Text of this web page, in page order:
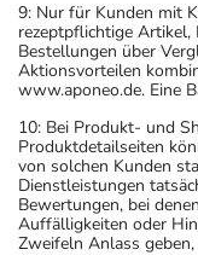
9: Nur für Kunden mit
rezeptpflichtige Artikel,
Bestellungen über
Aktionsvorteilen
www.aponeo.de. Eine
10: Bei Produkt- und
Produktdetailseiten
von solchen Kunden
Dienstleistungen
Bewertungen, bei
Auffälligkeiten oder
Zweifeln Anlass